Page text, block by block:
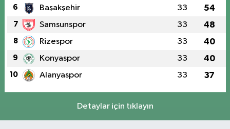
6 Başakşehir 33 54
7 Samsunspor 33 48
8 Rizespor 33 40
9 Konyaspor 33 40
10 Alanyaspor 33 37
Detaylar için tıklayın